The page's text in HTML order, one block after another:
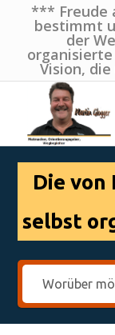
*** Freude
bestimmt
der
Vision,
Die von
selbst